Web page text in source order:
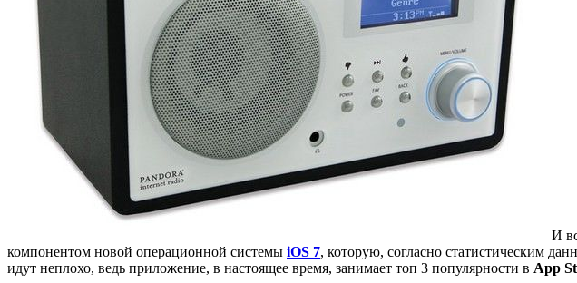
И
компонентом новой операционной системы iOS 7, которую, согласно статистическим
идут неплохо, ведь приложение, в настоящее время, занимает топ 3 популярности в App